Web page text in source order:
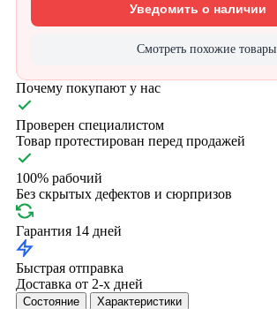
Уведомить о наличии
Смотреть похожие товары
Почему покупают у нас
Проверен специалистом
Товар протестирован перед продажей
100% рабочий
Без скрытых дефектов и сюрпризов
Гарантия 14 дней
Быстрая отправка
Доставка от 2-х дней
Состояние Характеристики